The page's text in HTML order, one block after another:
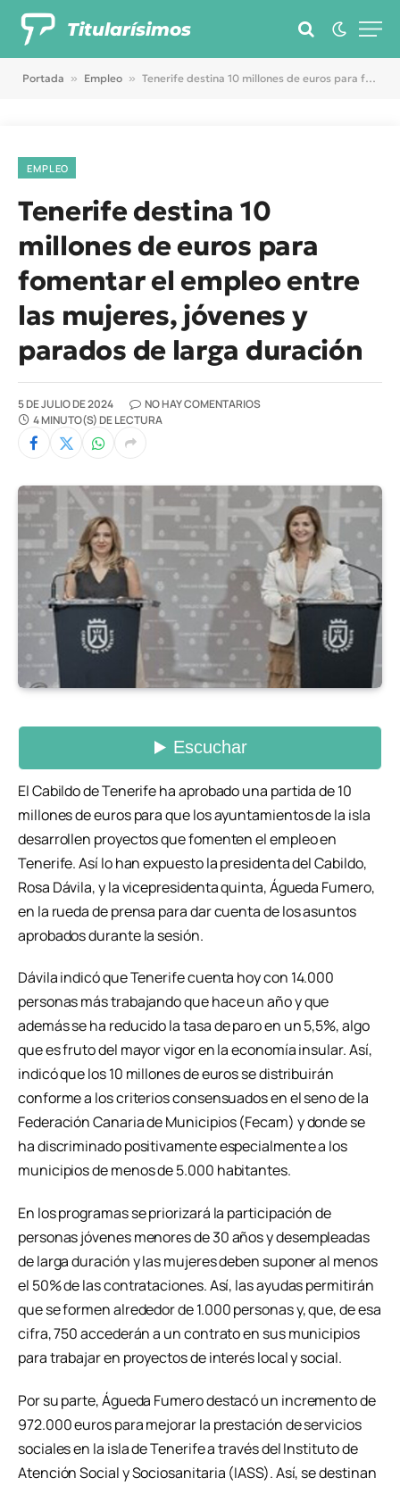
Titularísimos
Portada » Empleo » Tenerife destina 10 millones de euros para fomentar el empleo entre las mujeres, jóvenes y parados de larga duración
EMPLEO
Tenerife destina 10
millones de euros para
fomentar el empleo entre
las mujeres, jóvenes y
parados de larga duración
5 DE JULIO DE 2024
NO HAY COMENTARIOS
4 MINUTO(S) DE LECTURA
El Cabildo de Tenerife ha aprobado una partida de 10
millones de euros para que los ayuntamientos de la isla
desarrollen proyectos que fomenten el empleo en
Tenerife. Así lo han expuesto la presidenta del Cabildo,
Rosa Dávila, y la vicepresidenta quinta, Águeda Fumero,
en la rueda de prensa para dar cuenta de los asuntos
aprobados durante la sesión.
Dávila indicó que Tenerife cuenta hoy con 14.000
personas más trabajando que hace un año y que
además se ha reducido la tasa de paro en un 5,5%, algo
que es fruto del mayor vigor en la economía insular. Así,
indicó que los 10 millones de euros se distribuirán
conforme a los criterios consensuados en el seno de la
Federación Canaria de Municipios (Fecam) y donde se
ha discriminado positivamente especialmente a los
municipios de menos de 5.000 habitantes.
En los programas se priorizará la participación de
personas jóvenes menores de 30 años y desempleadas
de larga duración y las mujeres deben suponer al menos
el 50% de las contrataciones. Así, las ayudas permitirán
que se formen alrededor de 1.000 personas y, que, de esa
cifra, 750 accederán a un contrato en sus municipios
para trabajar en proyectos de interés local y social.
Por su parte, Águeda Fumero destacó un incremento de
972.000 euros para mejorar la prestación de servicios
sociales en la isla de Tenerife a través del Instituto de
Atención Social y Sociosanitaria (IASS). Así, se destinan